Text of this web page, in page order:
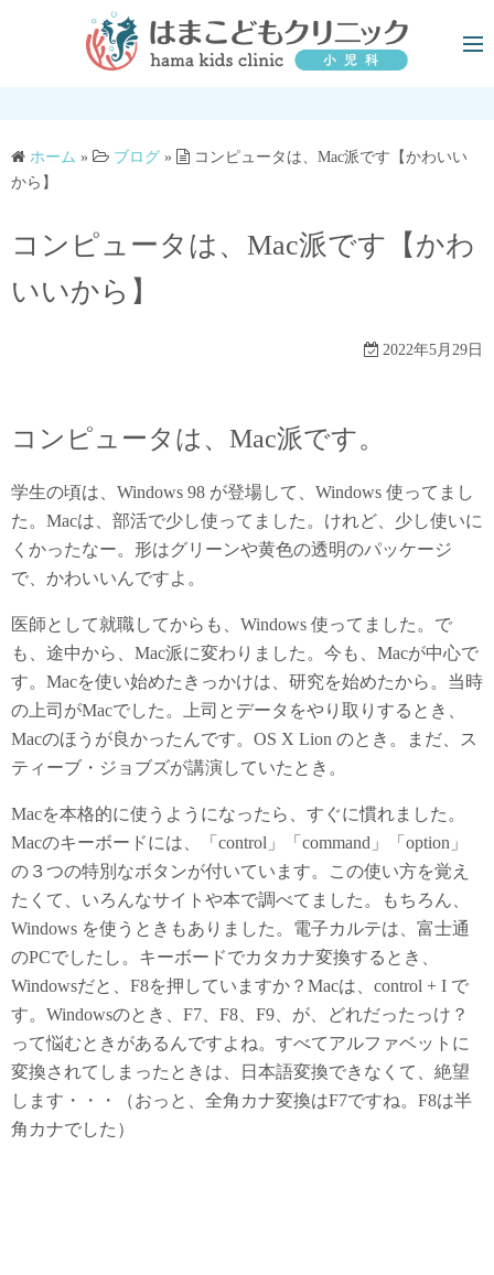
へ
ス
ッ
ホーム » ブログ »
コンピュータは、Mac派です【かわいい
から】
コンピュータは、Mac派です【かわ
いいから】
2022年5月29日
コンピュータは、Mac派です。
学生の頃は、Windows 98 が登場して、Windows 使ってまし
た。Macは、部活で少し使ってました。けれど、少し使いに
くかったなー。形はグリーンや黄色の透明のパッケージ
で、かわいいんですよ。
医師として就職してからも、Windows 使ってました。で
も、途中から、Mac派に変わりました。今も、Macが中心で
す。Macを使い始めたきっかけは、研究を始めたから。当時
の上司がMacでした。上司とデータをやり取りするとき、
Macのほうが良かったんです。OS X Lion のとき。まだ、ス
ティーブ・ジョブズが講演していたとき。
Macを本格的に使うようになったら、すぐに慣れました。
Macのキーボードには、「control」「command」「option」
の３つの特別なボタンが付いています。この使い方を覚え
たくて、いろんなサイトや本で調べてました。もちろん、
Windows を使うときもありました。電子カルテは、富士通
のPCでしたし。キーボードでカタカナ変換するとき、
Windowsだと、F8を押していますか？Macは、control + I で
す。Windowsのとき、F7、F8、F9、が、どれだったっけ？
って悩むときがあるんですよね。すべてアルファベットに
変換されてしまったときは、日本語変換できなくて、絶望
します・・・（おっと、全角カナ変換はF7ですね。F8は半
角カナでした）